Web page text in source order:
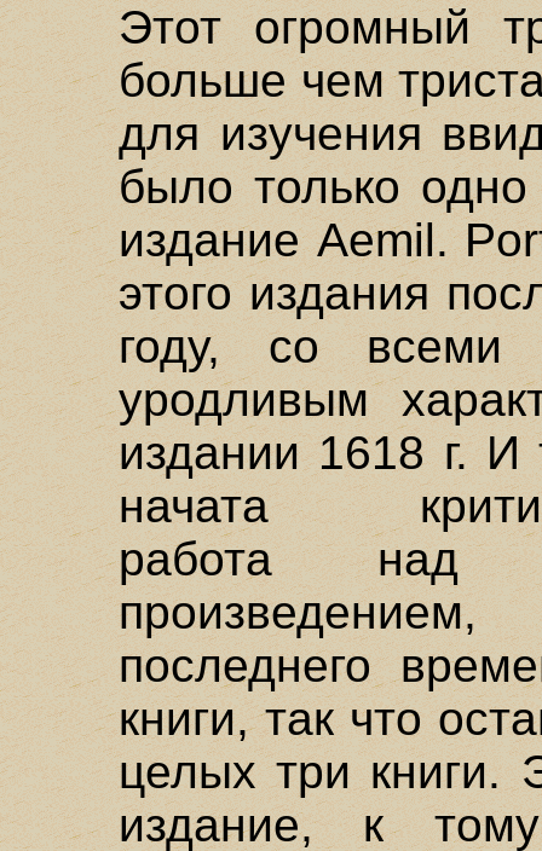
Этот огромный
больше чем
для изучения
было только
издание Aemil.
этого издания
году, со всеми
уродливым
издании 1618 г. И
начата
работа над
последнего
книги, так что
целых три книги.
издание, к